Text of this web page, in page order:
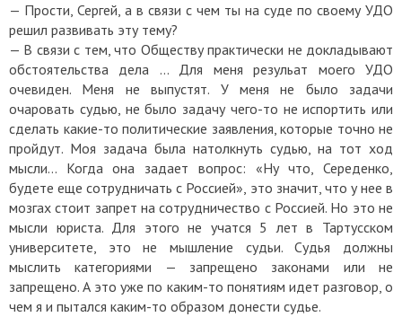
— Прости, Сергей, а в связи с чем ты на суде по своему УДО
решил развивать эту тему?
— В связи с тем, что Обществу практически не докладывают
обстоятельства дела … Для меня резульат моего УДО
очевиден. Меня не выпустят. У меня не было задачи
очаровать судью, не было задачу чего-то не испортить или
сделать какие-то политические заявления, которые точно не
пройдут. Моя задача была натолкнуть судью, на тот ход
мысли… Когда она задает вопрос: «Ну что, Середенко,
будете еще сотрудничать с Россией», это значит, что у нее в
мозгах стоит запрет на сотрудничество с Россией. Но это не
мысли юриста. Для этого не учатся 5 лет в Тартусском
университете, это не мышление судьи. Судья должны
мыслить категориями — запрещено законами или не
запрещено. А это уже по каким-то понятиям идет разговор, о
чем я и пытался каким-то образом донести судье.